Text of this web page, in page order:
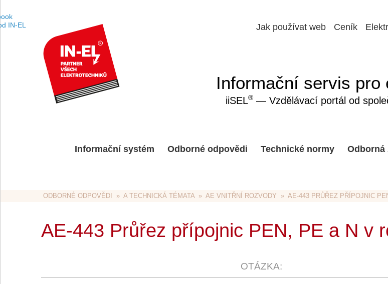
Jak používat web Ceník
Informační servis pro
iiSEL®— Vzdělávací portál od
Informační systém Odborné odpovědi Technické normy
ODBORNÉ ODPOVĚDI
  »
A TECHNICKÁ TÉMATA
  »
AE VNITŘNÍ ROZVODY
»  AE-443 PRŮŘEZ PŘÍPOJNIC
AE-443 Průřez přípojnic PEN, PE a N v